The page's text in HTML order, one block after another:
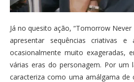
Já no quesito ação, “Tomorrow
apresentar sequências criativas e
ocasionalmente muito exageradas,
várias eras do personagem. Por um
caracteriza como uma amálgama de